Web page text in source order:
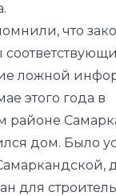
что
ложной
этого года в
районе
дом. Было
для